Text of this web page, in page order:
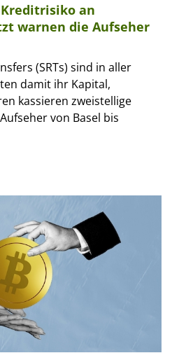
an
warnen die Aufseher
(SRTs) sind in aller
damit ihr Kapital,
kassieren zweistellige
von Basel bis